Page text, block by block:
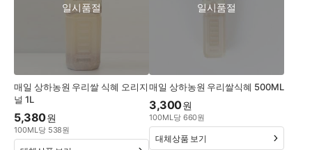
매일 상하농원 우리쌀 식혜 오리지
널 1L
일시품절
5,380원
100ML당 538원
매일 상하농원 우리쌀식혜 500ML
일시품절
3,300원
100ML당 660원
대체상품 보기